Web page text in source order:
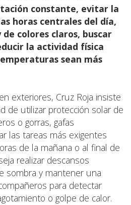
constante, evitar la
horas centrales del día,
colores claros, buscar
la actividad física
sean más
exteriores, Cruz Roja insiste
de utilizar protección solar de
o gorras, gafas
las tareas más exigentes
de la mañana o al final de
realizar descansos
sombra y mantener una
para detectar
o golpe de calor.